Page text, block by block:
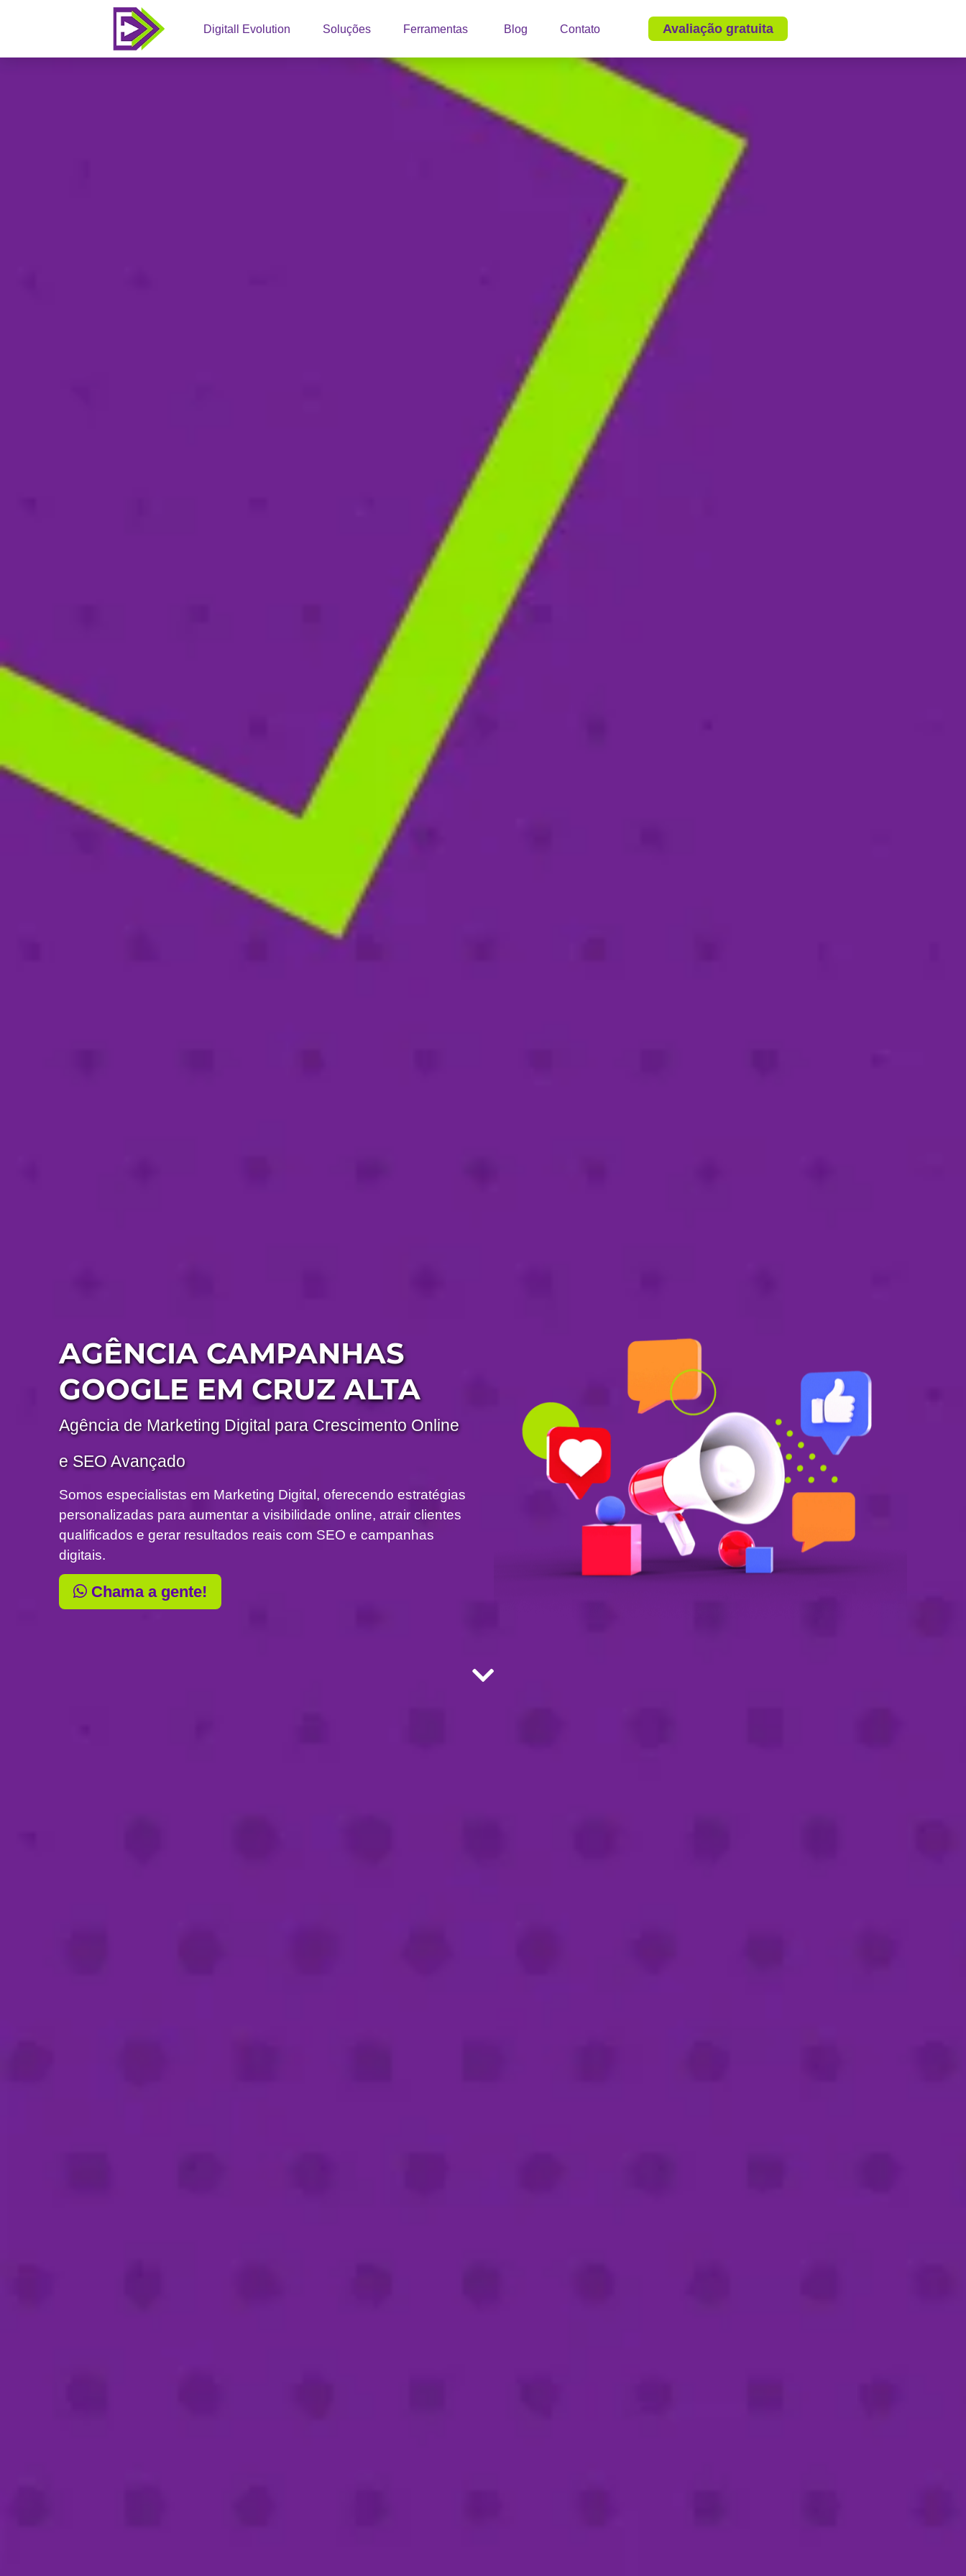
Digitall Evolution Soluções Ferramentas Blog Contato Avaliação gratuita
AGÊNCIA CAMPANHAS
GOOGLE EM CRUZ ALTA
Agência de Marketing Digital para Crescimento Online
e SEO Avançado
Somos especialistas em Marketing Digital, oferecendo estratégias
personalizadas para aumentar a visibilidade online, atrair clientes
qualificados e gerar resultados reais com SEO e campanhas
digitais.
Chama a gente!